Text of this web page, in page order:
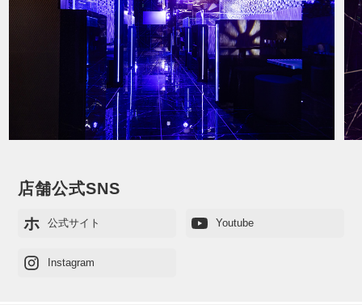
店舗公式SNS
ホ
公式サイト Youtube
Instagram